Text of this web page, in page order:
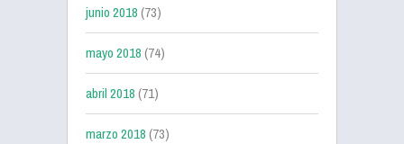
junio 2018(73)
mayo 2018(74)
abril 2018(71)
marzo 2018(73)